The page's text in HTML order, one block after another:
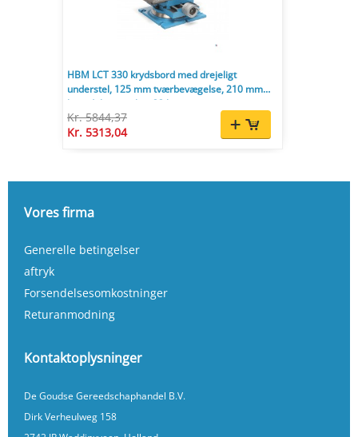
HBM LCT 330 krydsbord med drejeligt
understel, 125 mm tværbevægelse, 210 mm
længdebevægelse, 33 kg.
Kr. 5844,37
Kr. 5313,04
Vores firma
Generelle betingelser
aftryk
Forsendelsesomkostninger
Returanmodning
Kontaktoplysninger
De Goudse Gereedschaphandel B.V.
Dirk Verheulweg 158